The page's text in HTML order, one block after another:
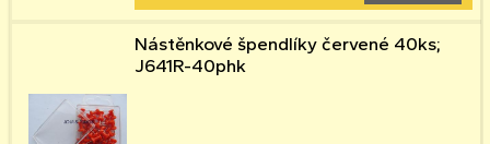
Nástěnkové špendlíky červené 40ks;
J641R-40phk